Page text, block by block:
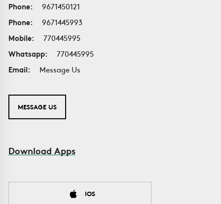
Phone:
9671450121
Phone:
9671445993
Mobile:
770445995
Whatsapp:
770445995
Email:
Message Us
MESSAGE US
Download Apps
IOS